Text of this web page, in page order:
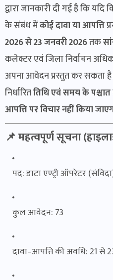
द्वारा जानकारी दी गई है कि
के संबंध मेंकोई दावा या आपत्ति
2026 से 23 जनवरी 2026तक
कलेक्टर एवं जिला निर्वाचन
अपना आवेदन प्रस्तुत कर सकता
निर्धारिततिथि एवं समय के पश्चात
आपत्ति पर विचार नहीं किया
📌 महत्वपूर्ण सूचना
पद: डाटा एण्ट्री ऑपरेटर
कुल आवेदन: 73
दावा–आपत्ति की अवधि: 21 से